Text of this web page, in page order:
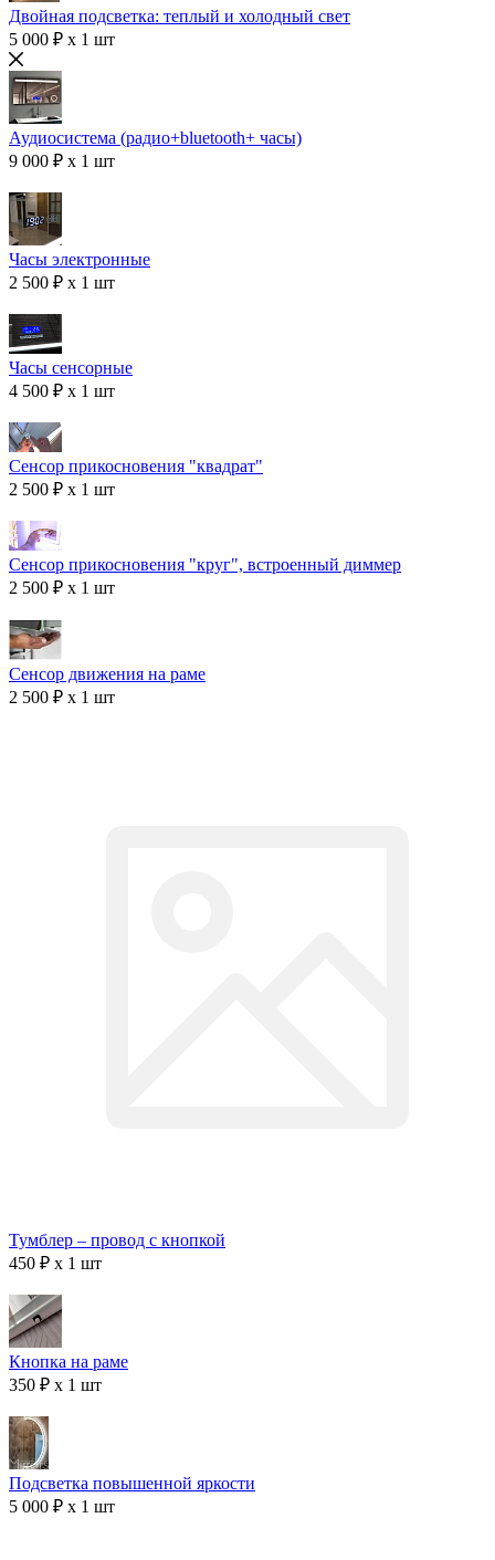
Двойная подсветка: теплый и холодный свет
5 000 ₽ x 1 шт
Аудиосистема (радио+bluetooth+ часы)
9 000 ₽ x 1 шт
Часы электронные
2 500 ₽ x 1 шт
Часы сенсорные
4 500 ₽ x 1 шт
Сенсор прикосновения "квадрат"
2 500 ₽ x 1 шт
Сенсор прикосновения "круг", встроенный диммер
2 500 ₽ x 1 шт
Сенсор движения на раме
2 500 ₽ x 1 шт
Тумблер – провод с кнопкой
450 ₽ x 1 шт
Кнопка на раме
350 ₽ x 1 шт
Подсветка повышенной яркости
5 000 ₽ x 1 шт